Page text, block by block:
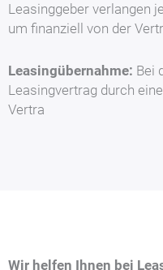
Leasinggeber verlangen
um finanziell von der
Leasingübernahme: Bei
Leasingvertrag durch
Vertra
Wir helfen Ihnen bei